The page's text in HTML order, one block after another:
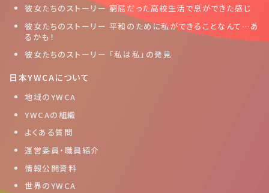
彼女たちのストーリー 窮屈だった高校生活で息ができた感じ
彼女たちのストーリー 平和のために私ができることなんて…あ
るかも！
彼女たちのストーリー 「私は私」の発見
日本YWCAについて
地域のYWCA
YWCAの組織
よくある質問
運営委員・職員紹介
情報公開資料
世界のYWCA